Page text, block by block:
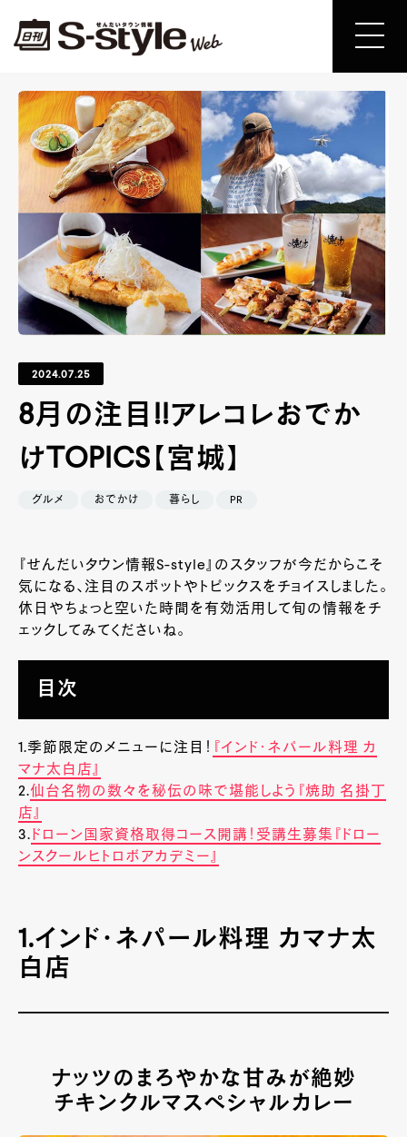
2024.07.25
8月の注目!!アレコレおでか
けTOPICS【宮城】
グルメ おでかけ 暮らし PR
『せんだいタウン情報S-style』のスタッフが今だからこそ
気になる、注目のスポットやトピックスをチョイスしました。
休日やちょっと空いた時間を有効活用して旬の情報をチ
ェックしてみてくださいね。
目次
1.季節限定のメニューに注目！ 『インド・ネパール料理 カ
マナ太白店』
2.仙台名物の数々を秘伝の味で堪能しよう『焼助 名掛丁
店』
3.ドローン国家資格取得コース開講！受講生募集『ドロー
ンスクールヒトロボアカデミー』
1.インド・ネパール料理 カマナ太
白店
ナッツのまろやかな甘みが絶妙
チキンクルマスペシャルカレー